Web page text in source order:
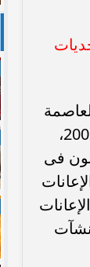
الإدارية، برئاسة وزير العمل السيد /محمد جبران، أن " الصندوق" أنفق منذ تأسيسه عام 2002،
4254 ألفًا و 216 عاملًا يعملون فى